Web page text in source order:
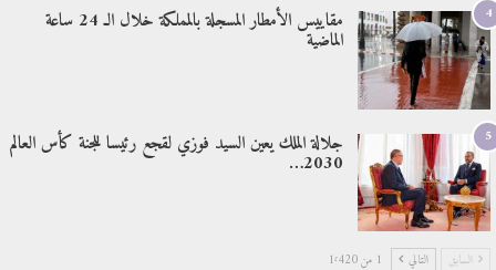
4 مقاييس الأمطار المسجلة بالمملكة خلال الـ 24 ساعة
الماضية
5 جلالة الملك يعين السيد فوزي لقجع رئيسا للجنة كأس العالم
2030…
السابق التالي 1 من 1٬420